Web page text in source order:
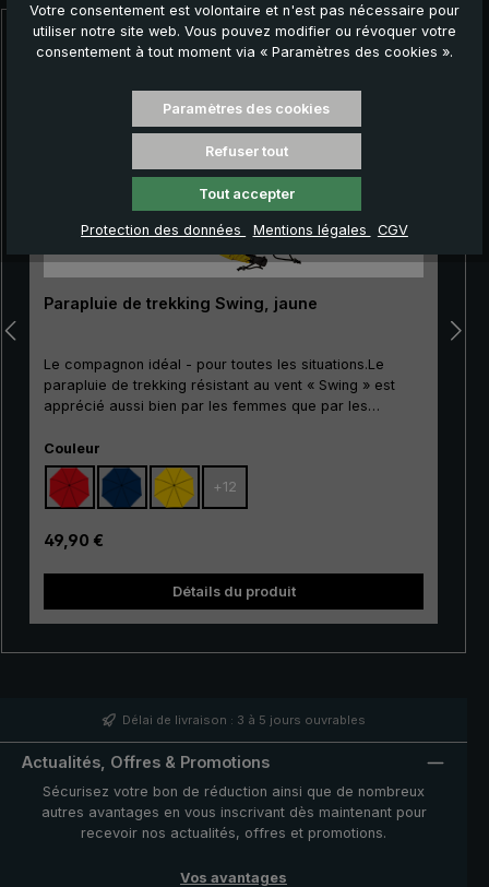
Ignorer la galerie de produits
Parapluie de trekking Swing, jaune
Le compagnon idéal - pour toutes les situations.Le
parapluie de trekking résistant au vent « Swing » est
apprécié aussi bien par les femmes que par les
son bon rapport qualité-prix, ce classique convient
particulièrement bien comme modèle d'entrée de
gamme. Ses baleines à 100 % en fibre de verre sont
très flexible et se distinguent par leur excellente
stabilité et leur finition haut de gamme. Grâce à
l'utilisation de matériaux innovants, le « Swing » est en
outre très léger et peut donc être porté
confortablement à la main. Qu'il s'agisse d'une courte
averse ou d'une pluie persistante, le très populaire
fiable même dans des conditions météorologiques
Sélectionnez
Couleur
+ 12
Prix régulier :
49,90 €
Détails du produit
Délai de livraison : 3 à 5 jours ouvrables
Actualités, Offres & Promotions
Sécurisez votre bon de réduction ainsi que de nombreux
autres avantages en vous inscrivant dès maintenant pour
recevoir nos actualités, offres et promotions.
Vos avantages
Votre consentement est volontaire et n'est pas nécessaire pour
utiliser notre site web. Vous pouvez modifier ou révoquer votre
consentement à tout moment via « Paramètres des cookies ».
Paramètres des cookies
Refuser tout
Tout accepter
Protection des données Mentions légales CGV